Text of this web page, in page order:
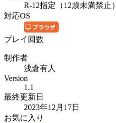
R-12指定（12歳未満禁止）
対応OS
プレイ回数
制作者
浅倉有人
Version
1.1
最終更新日
2023年12月17日
お気に入り